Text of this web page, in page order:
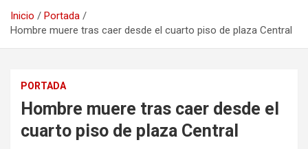
Inicio
Portada
Hombre muere tras caer desde el cuarto piso de plaza Central
PORTADA
Hombre muere tras caer desde el
cuarto piso de plaza Central